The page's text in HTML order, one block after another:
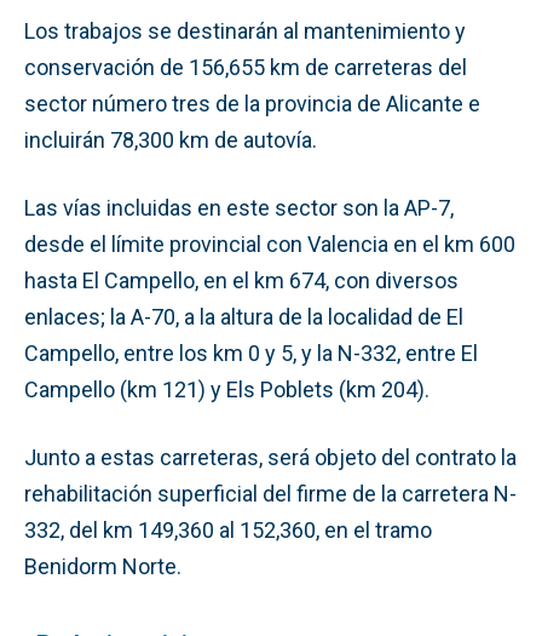
Los trabajos se destinarán al mantenimiento y
conservación de 156,655 km de carreteras del
sector número tres de la provincia de Alicante e
incluirán 78,300 km de autovía.
Las vías incluidas en este sector son la AP-7,
desde el límite provincial con Valencia en el km 600
hasta El Campello, en el km 674, con diversos
enlaces; la A-70, a la altura de la localidad de El
Campello, entre los km 0 y 5, y la N-332, entre El
Campello (km 121) y Els Poblets (km 204).
Junto a estas carreteras, será objeto del contrato la
rehabilitación superficial del firme de la carretera N-
332, del km 149,360 al 152,360, en el tramo
Benidorm Norte.